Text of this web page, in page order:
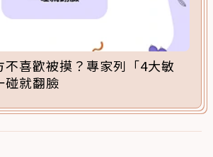
不喜歡被摸？專家列「4大敏
碰就翻臉